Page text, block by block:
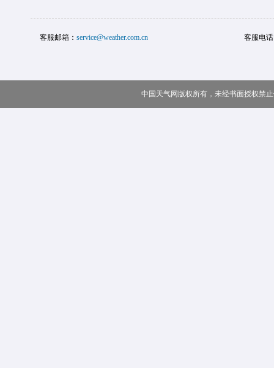
客服邮箱： service@weather.com.cn 客服电
中国天气网版权所有，未经书面授权